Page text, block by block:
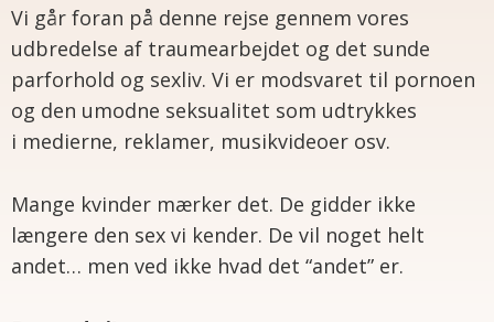
Vi går foran på denne rejse gennem vores
udbredelse af traumearbejdet og det sunde
parforhold og sexliv. Vi er modsvaret til pornoen
og den umodne seksualitet som udtrykkes
i medierne, reklamer, musikvideoer osv.
Mange kvinder mærker det. De gidder ikke
længere den sex vi kender. De vil noget helt
andet… men ved ikke hvad det “andet” er.